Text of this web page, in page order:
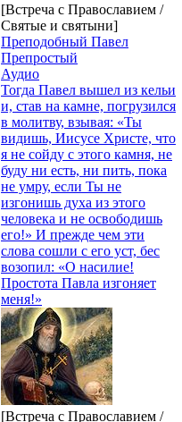
[Встреча с Православием /
Святые и святыни]
Преподобный Павел
Препростый
Аудио
Тогда Павел вышел из кельи
и, став на камне, погрузился
в молитву, взывая: «Ты
видишь, Иисусе Христе, что
я не сойду с этого камня, не
буду ни есть, ни пить, пока
не умру, если Ты не
изгонишь духа из этого
человека и не освободишь
его!» И прежде чем эти
слова сошли с его уст, бес
возопил: «О насилие!
Простота Павла изгоняет
меня!»
[Встреча с Православием /